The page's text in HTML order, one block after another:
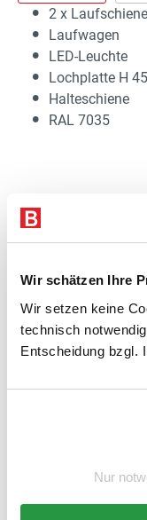
Wir schätzen Ihre
Wir setzen keine
technisch
Entscheidung bzgl.
Nur
2 x Laufschiene
Laufwagen
LED-Leuchte
Lochplatte H
Halteschiene
RAL 7035
Produkt STK
Beschreibung